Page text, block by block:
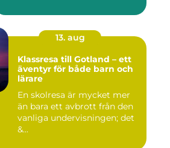
13. aug
Klassresa till Gotland – ett
äventyr för både barn och
lärare
En skolresa är mycket mer
än bara ett avbrott från den
vanliga undervisningen; det
&...